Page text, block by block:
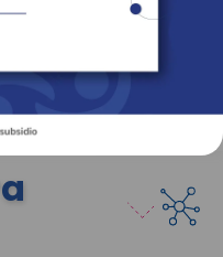
Servicios En Línea